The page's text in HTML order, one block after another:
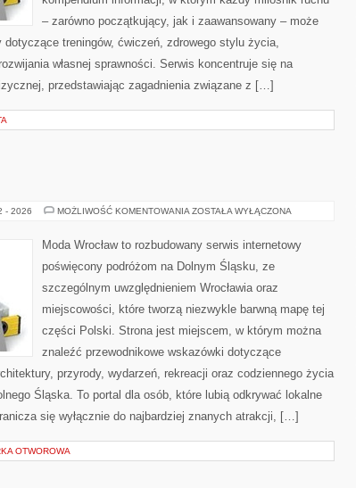
– zarówno początkujący, jak i zaawansowany – może
dotyczące treningów, ćwiczeń, zdrowego stylu życia,
własnej sprawności. Serwis koncentruje się na
przedstawiając zagadnienia związane z […]
- 2026 MOŻLIWOŚĆ KOMENTOWANIA BOLESŁAWIEC
ZOSTAŁA WYŁĄCZONA
Moda Wrocław to rozbudowany serwis internetowy
poświęcony podróżom na Dolnym Śląsku, ze
szczególnym uwzględnieniem Wrocławia oraz
miejscowości, które tworzą niezwykle barwną mapę tej
części Polski. Strona jest miejscem, w którym można
znaleźć przewodnikowe wskazówki dotyczące
przyrody, wydarzeń, rekreacji oraz codziennego życia
Śląska. To portal dla osób, które lubią odkrywać lokalne
się wyłącznie do najbardziej znanych atrakcji, […]
OTWOROWA